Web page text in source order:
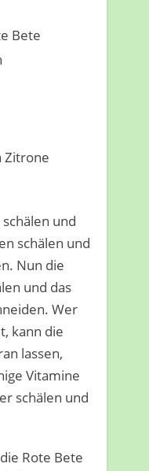
Bete
Zitrone
und
schälen und
Nun die
und das
Wer
kann die
lassen,
Vitamine
schälen und
Rote Bete